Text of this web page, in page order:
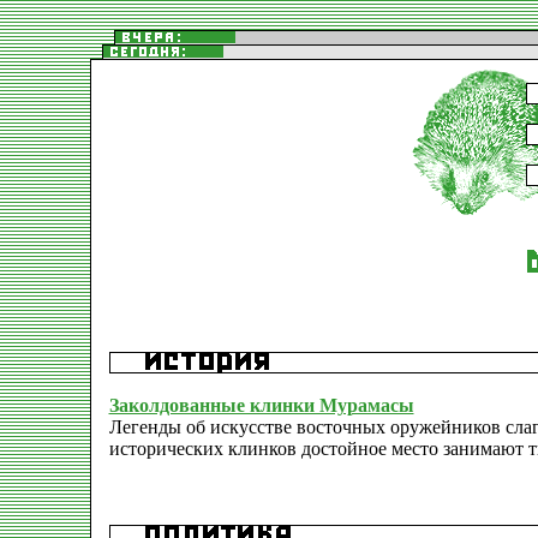
Заколдованные клинки Мурамасы
Легенды об искусстве восточных оружейников
исторических клинков достойное место